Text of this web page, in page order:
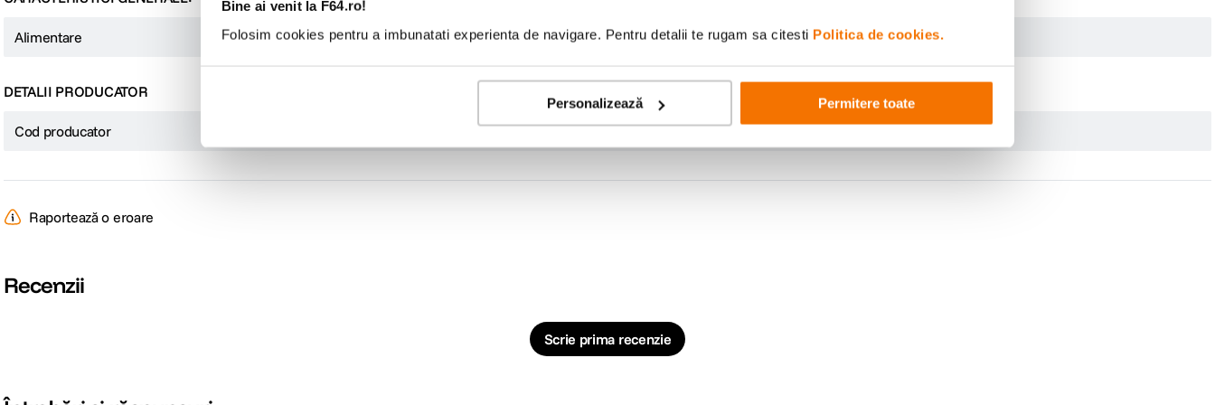
Bine ai venit la F64.ro!
Folosim cookies pentru a imbunatati experienta de navigare. Pentru detalii te rugam sa citesti Politica de cookies.
Personalizează Permitere toate
Cu rating IP67, Instamic Pro Plus C rezista la ploaie, zapada, murdarie si praf, si poate fi scufundat in apa pana la 1 metru pentru 30 de minute. Este construit pentru filmari in aer liber, situatii dinamice si conditii extreme in care alte
Alimentare Baterie
DETALII PRODUCATOR
Cod producator
Raportează o eroare
Recenzii
Scrie prima recenzie